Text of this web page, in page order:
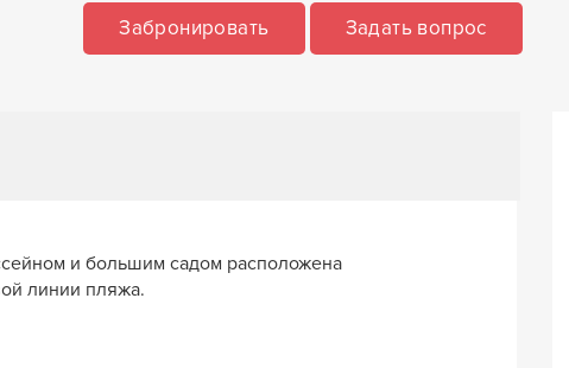
Забронировать Задать вопрос
и большим садом расположена
линии пляжа.